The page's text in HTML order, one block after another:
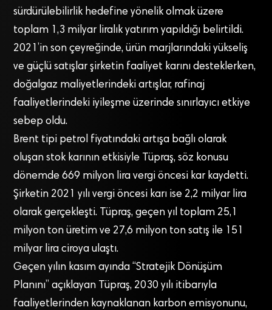
sürdürülebilirlik hedefine yönelik olmak üzere
toplam 1,3 milyar liralık yatırım yapıldığı belirtildi.
2021’in son çeyreğinde, ürün marjlarındaki yükseliş
ve güçlü satışlar şirketin faaliyet karını desteklerken,
doğalgaz maliyetlerindeki artışlar, rafinaj
faaliyetlerindeki iyileşme üzerinde sınırlayıcı etkiye
sebep oldu.
Brent tipi petrol fiyatındaki artışa bağlı olarak
oluşan stok karının etkisiyle Tüpraş, söz konusu
dönemde 669 milyon lira vergi öncesi kar kaydetti.
Şirketin 2021 yılı vergi öncesi karı ise 2,2 milyar lira
olarak gerçekleşti. Tüpraş, geçen yıl toplam 25,1
milyon ton üretim ve 27,6 milyon ton satış ile 151
milyar lira ciroya ulaştı.
Geçen yılın kasım ayında “Stratejik Dönüşüm
Planını” açıklayan Tüpraş, 2030 yılı itibarıyla
faaliyetlerinden kaynaklanan karbon emisyonunu,